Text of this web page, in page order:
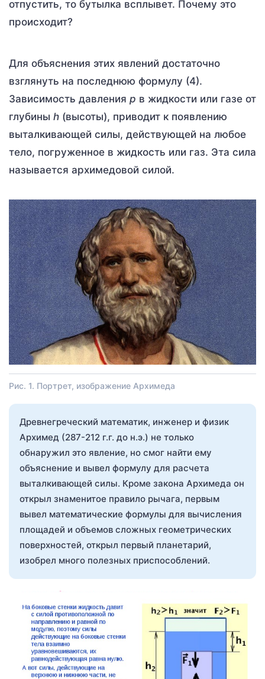
отпустить, то бутылка всплывет. Почему это
происходит?
Для объяснения этих явлений достаточно
взглянуть на последнюю формулу (4).
Зависимость давления p в жидкости или газе от
глубины h (высоты), приводит к появлению
выталкивающей силы, действующей на любое
тело, погруженное в жидкость или газ. Эта сила
называется архимедовой силой.
Рис. 1. Портрет, изображение Архимеда
Древнегреческий математик, инженер и физик
Архимед (287-212 г.г. до н.э.) не только
обнаружил это явление, но смог найти ему
объяснение и вывел формулу для расчета
выталкивающей силы. Кроме закона Архимеда он
открыл знаменитое правило рычага, первым
вывел математические формулы для вычисления
площадей и объемов сложных геометрических
поверхностей, открыл первый планетарий,
изобрел много полезных приспособлений.